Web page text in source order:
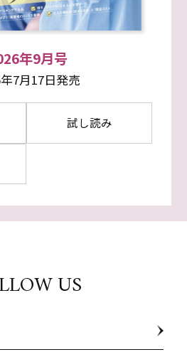
年9月号
7月17日発売
試し読み
US